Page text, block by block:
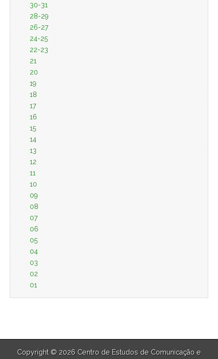
30-31
28-29
26-27
24-25
22-23
21
20
19
18
17
16
15
14
13
12
11
10
09
08
07
06
05
04
03
02
01
Copyright © 2026 Centro de Estudos de Comunicação e